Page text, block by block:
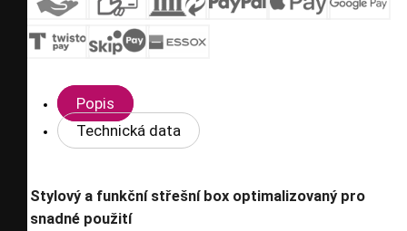
Popis
Technická data
Stylový a funkční střešní box optimalizovaný pro
snadné použití